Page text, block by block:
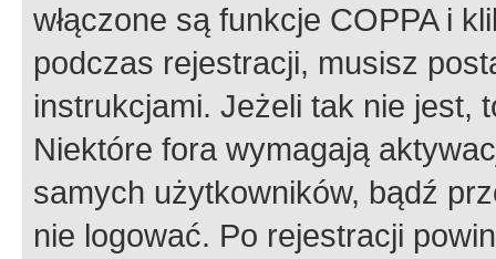
włączone są funkcje COPPA i
podczas rejestracji, musisz
instrukcjami. Jeżeli tak nie jest,
Niektóre fora wymagają
samych użytkowników, bądź
nie logować. Po rejestracji